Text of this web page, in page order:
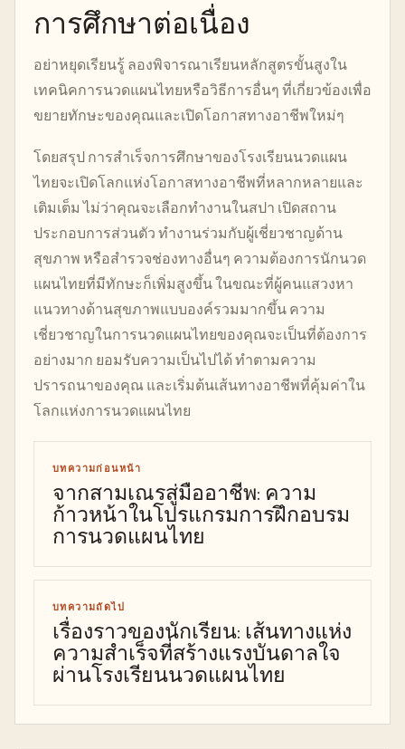
การศึกษาต่อเนื่อง
อย่าหยุดเรียนรู้ ลองพิจารณาเรียนหลักสูตรขั้นสูงใน
เทคนิคการนวดแผนไทยหรือวิธีการอื่นๆ ที่เกี่ยวข้องเพื่อ
ขยายทักษะของคุณและเปิดโอกาสทางอาชีพใหม่ๆ
โดยสรุป การสำเร็จการศึกษาของโรงเรียนนวดแผน
ไทยจะเปิดโลกแห่งโอกาสทางอาชีพที่หลากหลายและ
เติมเต็ม ไม่ว่าคุณจะเลือกทำงานในสปา เปิดสถาน
ประกอบการส่วนตัว ทำงานร่วมกับผู้เชี่ยวชาญด้าน
สุขภาพ หรือสำรวจช่องทางอื่นๆ ความต้องการนักนวด
แผนไทยที่มีทักษะก็เพิ่มสูงขึ้น ในขณะที่ผู้คนแสวงหา
แนวทางด้านสุขภาพแบบองค์รวมมากขึ้น ความ
เชี่ยวชาญในการนวดแผนไทยของคุณจะเป็นที่ต้องการ
อย่างมาก ยอมรับความเป็นไปได้ ทำตามความ
ปรารถนาของคุณ และเริ่มต้นเส้นทางอาชีพที่คุ้มค่าใน
โลกแห่งการนวดแผนไทย
บทความก่อนหน้า
จากสามเณรสู่มืออาชีพ: ความ
ก้าวหน้าในโปรแกรมการฝึกอบรม
การนวดแผนไทย
บทความถัดไป
เรื่องราวของนักเรียน: เส้นทางแห่ง
ความสำเร็จที่สร้างแรงบันดาลใจ
ผ่านโรงเรียนนวดแผนไทย